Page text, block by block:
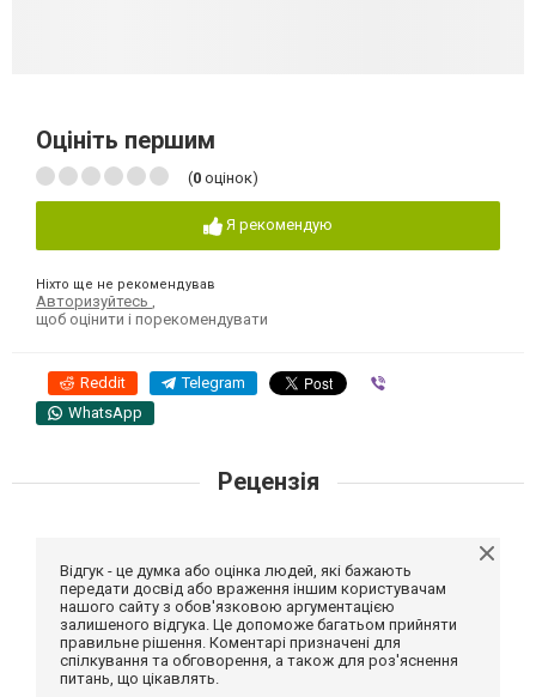
Оцініть першим
(0 оцінок)
Я рекомендую
Ніхто ще не рекомендував
Авторизуйтесь
щоб оцінити і порекомендувати
Reddit Telegram
WhatsApp
Рецензія
Відгук - це думка або оцінка людей, які бажають
передати досвід або враження іншим користувачам
нашого сайту з обов'язковою аргументацією
залишеного відгука. Це допоможе багатьом прийняти
правильне рішення. Коментарі призначені для
спілкування та обговорення, а також для роз'яснення
питань, що цікавлять.